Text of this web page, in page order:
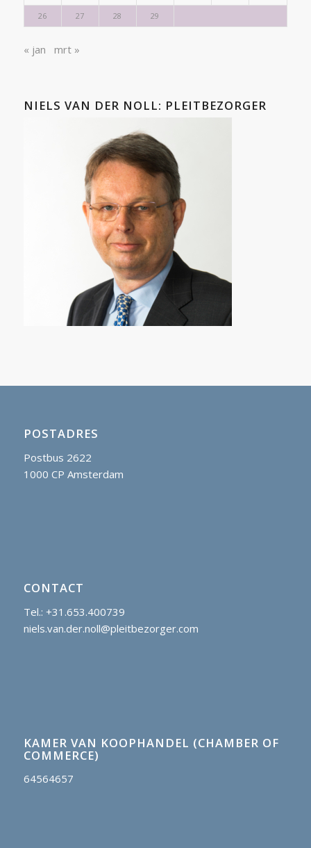
26 27 28 29
« jan mrt »
NIELS VAN DER NOLL: PLEITBEZORGER
POSTADRES
Postbus 2622
1000 CP Amsterdam
CONTACT
Tel.: +31.653.400739
niels.van.der.noll@pleitbezorger.com
KAMER VAN KOOPHANDEL (CHAMBER OF
COMMERCE)
64564657